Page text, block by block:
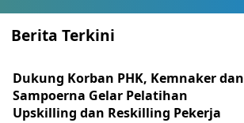
Berita Terkini
Dukung Korban PHK, Kemnaker dan
Sampoerna Gelar Pelatihan
Upskilling dan Reskilling Pekerja